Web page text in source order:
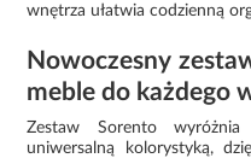
wnętrza ułatwia codzienną
Nowoczesny
meble do każdego
Zestaw Sorento
uniwersalną kolorystyką,